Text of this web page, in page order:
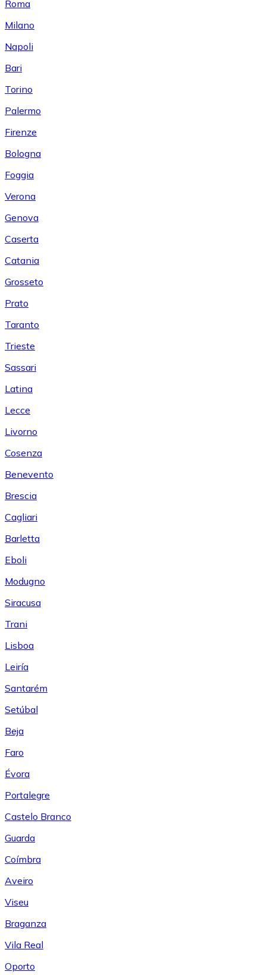
Roma
Milano
Napoli
Bari
Torino
Palermo
Firenze
Bologna
Foggia
Verona
Genova
Caserta
Catania
Grosseto
Prato
Taranto
Trieste
Sassari
Latina
Lecce
Livorno
Cosenza
Benevento
Brescia
Cagliari
Barletta
Eboli
Modugno
Siracusa
Trani
Lisboa
Leiría
Santarém
Setúbal
Beja
Faro
Évora
Portalegre
Castelo Branco
Guarda
Coímbra
Aveiro
Viseu
Braganza
Vila Real
Oporto